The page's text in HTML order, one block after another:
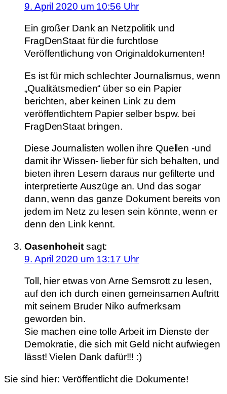
9. April 2020 um 10:56 Uhr
Ein großer Dank an Netzpolitik und
FragDenStaat für die furchtlose
Veröffentlichung von Originaldokumenten!
Es ist für mich schlechter Journalismus, wenn
„Qualitätsmedien“ über so ein Papier
berichten, aber keinen Link zu dem
veröffentlichtem Papier selber bspw. bei
FragDenStaat bringen.
Diese Journalisten wollen ihre Quellen -und
damit ihr Wissen- lieber für sich behalten, und
bieten ihren Lesern daraus nur gefilterte und
interpretierte Auszüge an. Und das sogar
dann, wenn das ganze Dokument bereits von
jedem im Netz zu lesen sein könnte, wenn er
denn den Link kennt.
Oasenhoheit sagt:
9. April 2020 um 13:17 Uhr
Toll, hier etwas von Arne Semsrott zu lesen,
auf den ich durch einen gemeinsamen Auftritt
mit seinem Bruder Niko aufmerksam
geworden bin.
Sie machen eine tolle Arbeit im Dienste der
Demokratie, die sich mit Geld nicht aufwiegen
lässt! Vielen Dank dafür!!! :)
Sie sind hier: Veröffentlicht die Dokumente!